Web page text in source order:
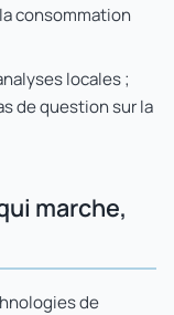
consommation
locales ;
de question sur la
marche,
de